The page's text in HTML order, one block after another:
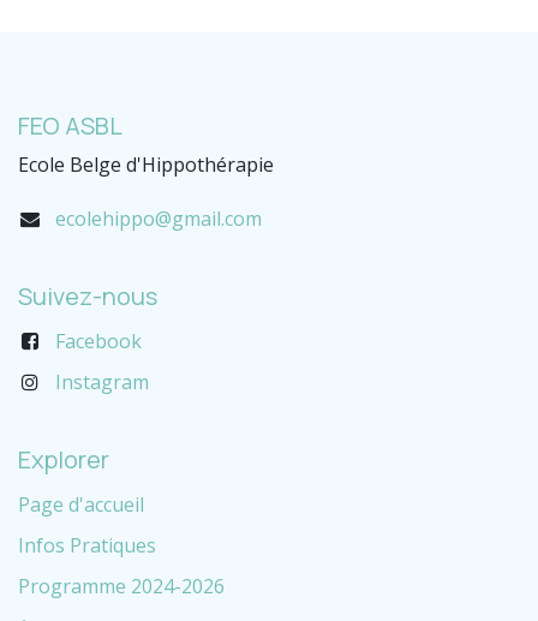
FEO ASBL
Ecole Belge d'Hippothérapie
ecolehippo@gmail.com
Suivez-nous
Facebook
Instagram
Explorer
Page d'accueil
Infos Pratiques
Programme 2024-2026